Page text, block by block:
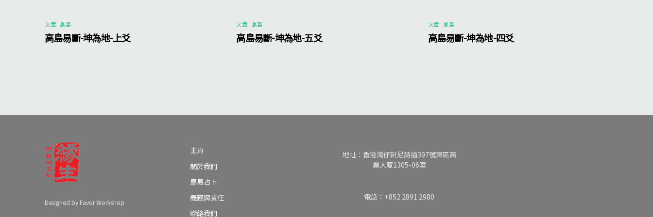
文章 高島
高島易斷-坤為地-上爻
文章 高島
高島易斷-坤為地-五爻
文章 高島
高島易斷-坤為地-四爻
Designed by Favor Workshop
主頁
關於我們
皇易占卜
義務與責任
聯絡我們
地址：香港灣仔軒尼詩道397號東區商
業大廈1305-06室
電話：+852 2891 2980